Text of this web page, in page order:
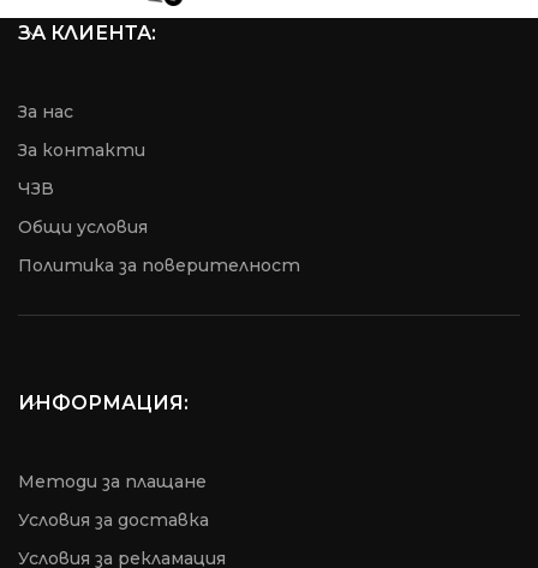
ЗА КЛИЕНТА:
За нас
За контакти
ЧЗВ
Общи условия
Пoлитика за поверителност
ИНФОРМАЦИЯ:
Методи за плащане
Условия за доставка
Условия за рекламация